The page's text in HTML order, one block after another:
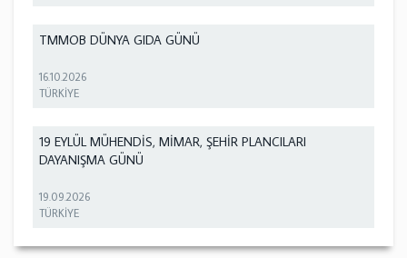
TMMOB DÜNYA GIDA GÜNÜ
16.10.2026
TÜRKİYE
19 EYLÜL MÜHENDİS, MİMAR, ŞEHİR PLANCILARI
DAYANIŞMA GÜNÜ
19.09.2026
TÜRKİYE